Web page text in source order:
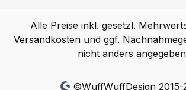
Alle Preise inkl. gesetzl.
Versandkostenund ggf.
nicht anders
©WuffWuffDesign 2015-